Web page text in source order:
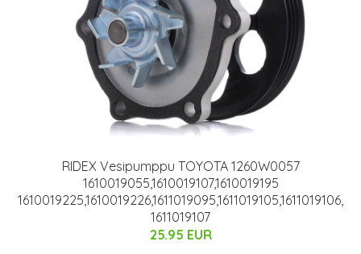
RIDEX Vesipumppu TOYOTA 1260W0057
1610019055,1610019107,1610019195
1610019225,1610019226,1611019095,1611019105,1611019106,
1611019107
25.95 EUR